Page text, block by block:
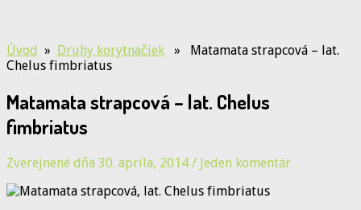
Úvod » Druhy korytnačiek » Matamata strapcová – lat.
Chelus fimbriatus
Matamata strapcová – lat. Chelus
fimbriatus
Zverejnené dňa 30. apríla, 2014 / Jeden komentár